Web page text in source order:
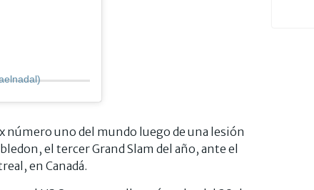
número uno del mundo luego de una lesión
el tercer Grand Slam del año, ante el
en Canadá.